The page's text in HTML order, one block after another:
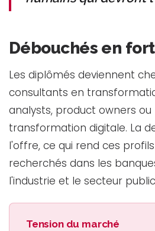
Débouchés en
Les diplômés deviennent
consultants en
analysts, product owners
transformation digitale. La
l'offre, ce qui rend ces
recherchés dans les
l'industrie et le secteur
Tension du marché